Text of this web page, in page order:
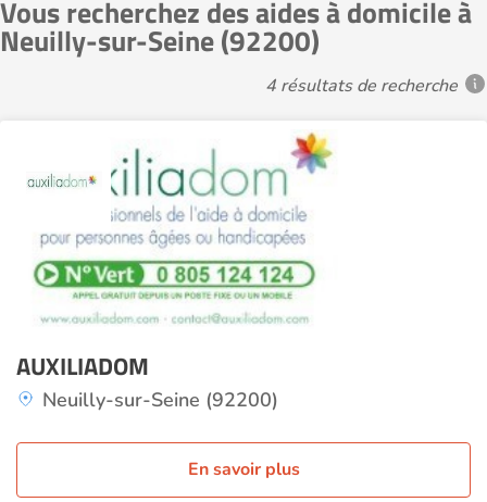
Vous recherchez des aides à domicile à
Neuilly-sur-Seine (92200)
4 résultats de recherche
AUXILIADOM
Neuilly-sur-Seine (92200)
En savoir plus